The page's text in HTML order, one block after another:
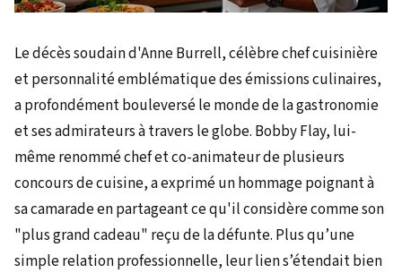
Le décès soudain d'Anne Burrell, célèbre chef cuisinière
et personnalité emblématique des émissions culinaires,
a profondément bouleversé le monde de la gastronomie
et ses admirateurs à travers le globe. Bobby Flay, lui-
même renommé chef et co-animateur de plusieurs
concours de cuisine, a exprimé un hommage poignant à
sa camarade en partageant ce qu'il considère comme son
"plus grand cadeau" reçu de la défunte. Plus qu’une
simple relation professionnelle, leur lien s’étendait bien